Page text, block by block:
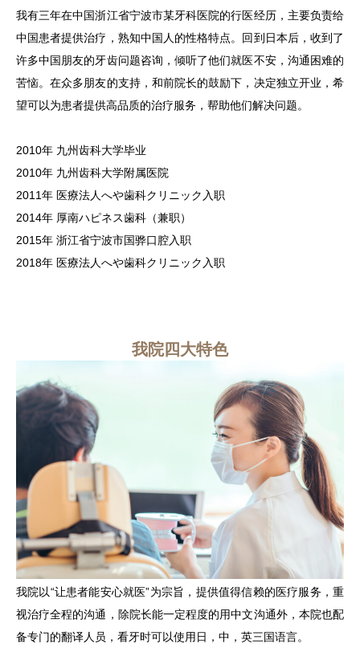
我有三年在中国浙江省宁波市某牙科医院的行医经历，主要负责给
中国患者提供治疗，熟知中国人的性格特点。回到日本后，收到了
许多中国朋友的牙齿问题咨询，倾听了他们就医不安，沟通困难的
苦恼。在众多朋友的支持，和前院长的鼓励下，决定独立开业，希
望可以为患者提供高品质的治疗服务，帮助他们解决问题。
2010年 九州齿科大学毕业
2010年 九州齿科大学附属医院
2011年 医療法人へや歯科クリニック入职
2014年 厚南ハピネス歯科（兼职）
2015年 浙江省宁波市国骅口腔入职
2018年 医療法人へや歯科クリニック入职
我院四大特色
我院以“让患者能安心就医”为宗旨，提供值得信赖的医疗服务，重
视治疗全程的沟通，除院长能一定程度的用中文沟通外，本院也配
备专门的翻译人员，看牙时可以使用日，中，英三国语言。